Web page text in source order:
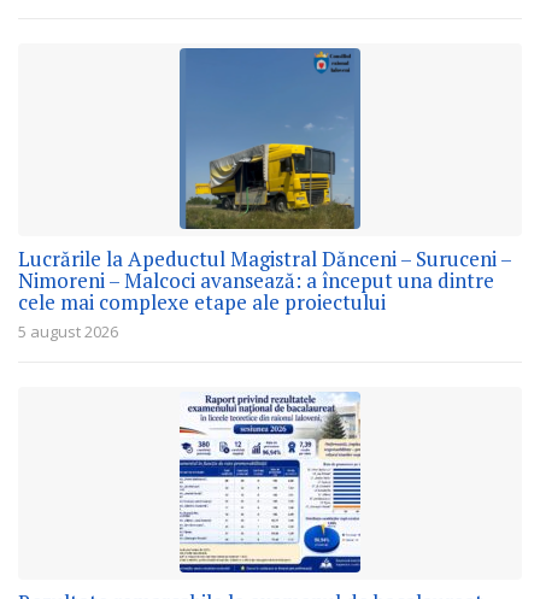
Lucrările la Apeductul Magistral Dănceni – Suruceni –
Nimoreni – Malcoci avansează: a început una dintre
cele mai complexe etape ale proiectului
5 august 2026